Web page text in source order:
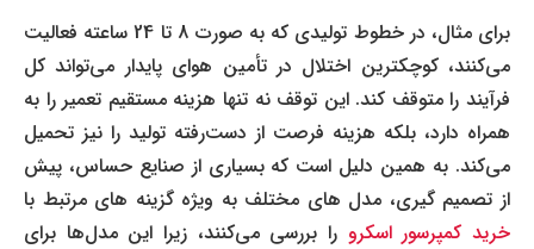
برای مثال، در خطوط تولیدی که به صورت 8 تا 24 ساعته فعالیت
می‌کنند، کوچکترین اختلال در تأمین هوای پایدار می‌تواند کل
فرآیند را متوقف کند. این توقف نه تنها هزینه مستقیم تعمیر را به
همراه دارد، بلکه هزینه فرصت از دست‌رفته تولید را نیز تحمیل
می‌کند. به همین دلیل است که بسیاری از صنایع حساس، پیش
از تصمیم گیری، مدل های مختلف به ویژه گزینه های مرتبط با
خرید کمپرسور اسکرو را بررسی می‌کنند، زیرا این مدل‌ها برای